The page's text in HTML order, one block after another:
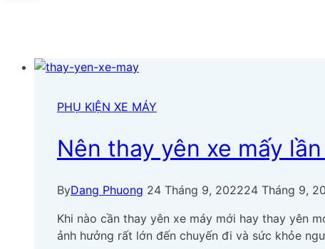
PHỤ KIỆN XE MÁY
Nên thay yên xe mấy
ByDang Phuong 24 Tháng 9, 202224 Tháng 9,
Khi nào cần thay yên xe máy mới hay thay yên
ảnh hưởng rất lớn đến chuyến đi và sức khỏe